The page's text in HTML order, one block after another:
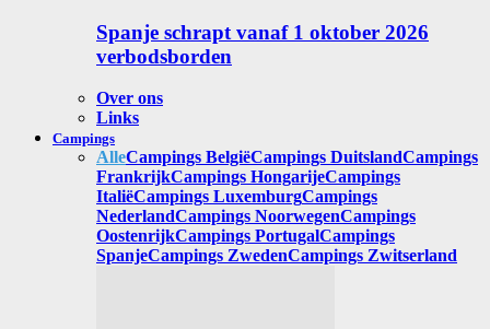
Spanje schrapt vanaf 1 oktober 2026
verbodsborden
Over ons
Links
Campings
AlleCampings BelgiëCampings DuitslandCampings
FrankrijkCampings HongarijeCampings
ItaliëCampings LuxemburgCampings
NederlandCampings NoorwegenCampings
OostenrijkCampings PortugalCampings
SpanjeCampings ZwedenCampings Zwitserland